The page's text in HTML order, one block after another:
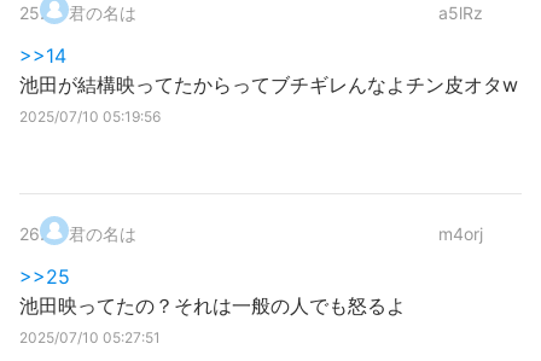
25. 君の名は a5lRz
>>14
池田が結構映ってたからってブチギレんなよチン皮オタw
2025/07/10 05:19:56
26. 君の名は m4orj
>>25
池田映ってたの？それは一般の人でも怒るよ
2025/07/10 05:27:51